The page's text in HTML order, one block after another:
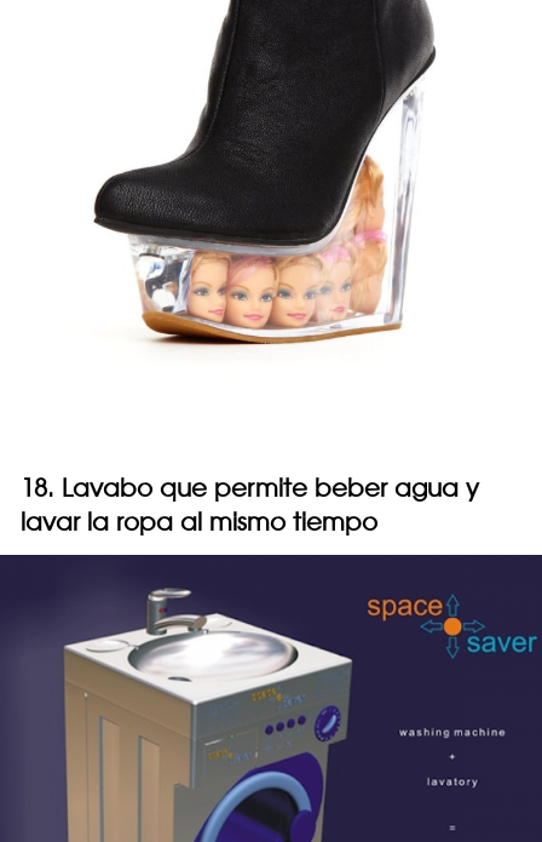
18. Lavabo que permite beber agua y
lavar la ropa al mismo tiempo